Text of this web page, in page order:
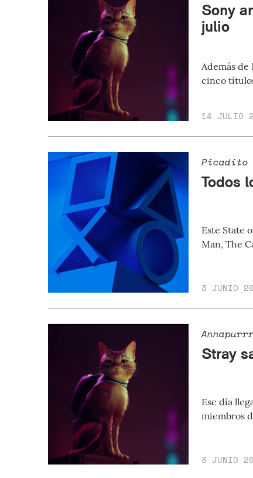
Sony
julio
Además de
cinco
14 JULIO
Picadito
Todos
Este State
Man, The
3 JUNIO
Stray
Ese día
miembros
3 JUNIO